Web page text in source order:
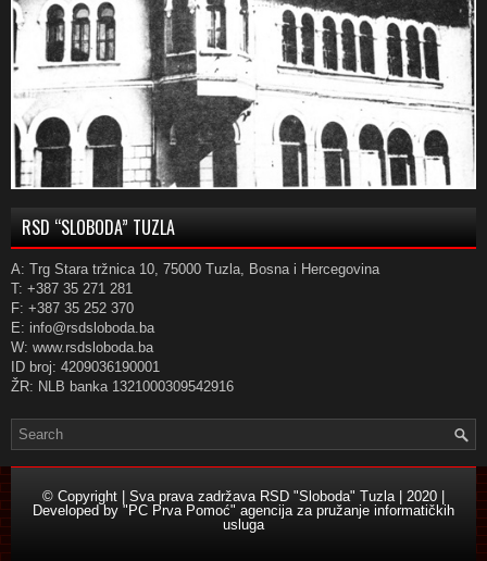
RSD “SLOBODA” TUZLA
A: Trg Stara tržnica 10, 75000 Tuzla, Bosna i Hercegovina
T: +387 35 271 281
F: +387 35 252 370
E: info@rsdsloboda.ba
W: www.rsdsloboda.ba
ID broj: 4209036190001
ŽR: NLB banka 1321000309542916
© Copyright | Sva prava zadržava RSD "Sloboda" Tuzla | 2020 |
Developed by "PC Prva Pomoć" agencija za pružanje informatičkih
usluga